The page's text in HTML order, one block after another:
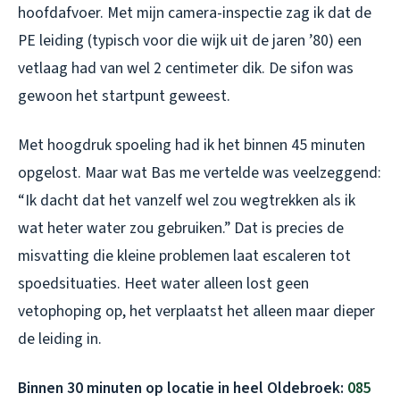
hoofdafvoer. Met mijn camera-inspectie zag ik dat de
PE leiding (typisch voor die wijk uit de jaren ’80) een
vetlaag had van wel 2 centimeter dik. De sifon was
gewoon het startpunt geweest.
Met hoogdruk spoeling had ik het binnen 45 minuten
opgelost. Maar wat Bas me vertelde was veelzeggend:
“Ik dacht dat het vanzelf wel zou wegtrekken als ik
wat heter water zou gebruiken.” Dat is precies de
misvatting die kleine problemen laat escaleren tot
spoedsituaties. Heet water alleen lost geen
vetophoping op, het verplaatst het alleen maar dieper
de leiding in.
Binnen 30 minuten op locatie in heel Oldebroek: 085